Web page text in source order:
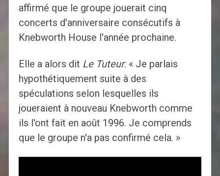
affirmé que le groupe jouerait cinq
concerts d'anniversaire consécutifs à
Knebworth House l'année prochaine.
Elle a alors dit Le Tuteur: « Je parlais
hypothétiquement suite à des
spéculations selon lesquelles ils
joueraient à nouveau Knebworth comme
ils l'ont fait en août 1996. Je comprends
que le groupe n'a pas confirmé cela. »